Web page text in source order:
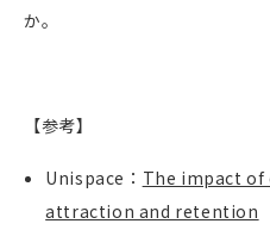
か。
【参考】
Unispace ： The impact
attraction and retention